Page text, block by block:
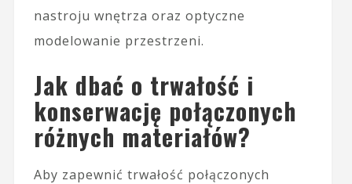
nastroju wnętrza oraz optyczne
modelowanie przestrzeni.
Jak dbać o trwałość i
konserwację połączonych
różnych materiałów?
Aby zapewnić trwałość połączonych